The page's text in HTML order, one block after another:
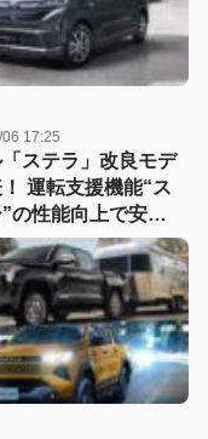
17:25
ステラ」改良モデ
運転支援機能“ス
の性能向上で安心
アップ